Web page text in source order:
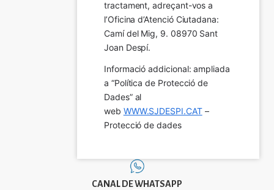
tractament, adreçant-vos a
l’Oficina d’Atenció Ciutadana:
Camí del Mig, 9. 08970 Sant
Joan Despí.
Informació addicional: ampliada
a “Política de Protecció de
Dades” al
web WWW.SJDESPI.CAT –
Protecció de dades
CANAL DE WHATSAPP